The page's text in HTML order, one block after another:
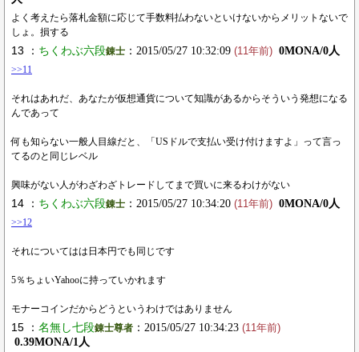
よく考えたら落札金額に応じて手数料払わないといけないからメリットないで
しょ。損する
13 ： ちくわぶ六段錬士 ：2015/05/27 10:32:09 (11年前) 0MONA/0人
>>11
それはあれだ、あなたが仮想通貨について知識があるからそういう発想になる
んであって
何も知らない一般人目線だと、「USドルで支払い受け付けますよ」って言っ
てるのと同じレベル
興味がない人がわざわざトレードしてまで買いに来るわけがない
14 ： ちくわぶ六段錬士 ：2015/05/27 10:34:20 (11年前) 0MONA/0人
>>12
それについてはは日本円でも同じです
5％ちょいYahooに持っていかれます
モナーコインだからどうというわけではありません
15 ： 名無し七段錬士尊者 ：2015/05/27 10:34:23 (11年前)
0.39MONA/1人